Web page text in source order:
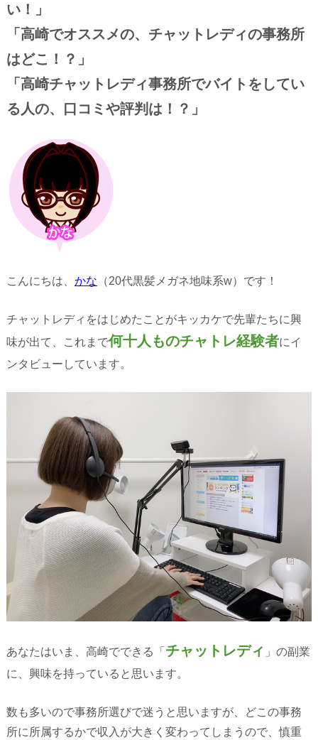
い！」
「高崎でオススメの、チャットレディの事務所
はどこ！？」
「高崎チャットレディ事務所でバイトをしてい
る人の、口コミや評判は！？」
こんにちは、 かな （20代黒髪メガネ地味系w）です！
チャットレディをはじめたことがキッカケで先輩たちに興
味が出て、これまで何十人ものチャトレ経験者にイ
ンタビューしています。
あなたはいま、高崎でできる「チャットレディ 」の副業
に、興味を持っていると思います。
数も多いので事務所選びで迷うと思いますが、どこの事務
所に所属するかで収入が大きく変わってしまうので、慎重